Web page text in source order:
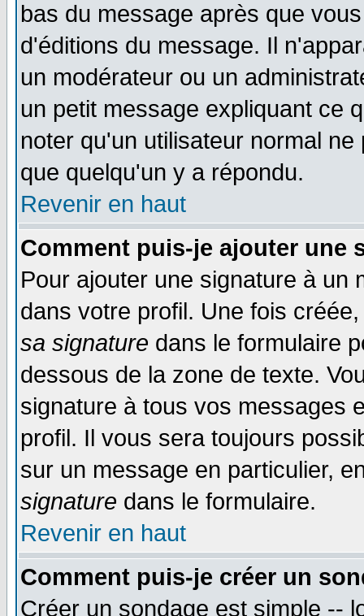
bas du message après que
d'éditions du message. Il
un modérateur ou un
un petit message expliquant ce
noter qu'un utilisateur normal
que quelqu'un y a répondu.
Revenir en haut
Comment puis-je ajouter une
Pour ajouter une signature à un
dans votre profil. Une fois
sa signature dans le formulaire
dessous de la zone de texte.
signature à tous vos messages
profil. Il vous sera toujours
sur un message en particulier,
signature dans le formulaire.
Revenir en haut
Comment puis-je créer un
Créer un sondage est simple --